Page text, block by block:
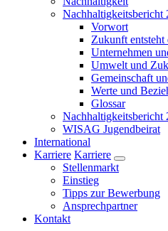
Nachhaltigkeitsbericht
Vorwort
Zukunft
Unternehmen
Umwelt und
Gemeinschaft
Werte und
Glossar
Nachhaltigkeitsbericht
WISAG Jugendbeirat
International
Karriere Karriere
Stellenmarkt
Einstieg
Tipps zur Bewerbung
Ansprechpartner
Kontakt